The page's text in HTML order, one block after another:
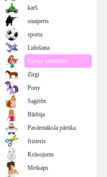
karš
snaiperis
sporta
Lidošana
Spēles meitenēm
Zirgi
Pony
Saģērbt
Bārbija
Pavārmāksla pārtika
frizieris
Krāsojums
Meikaps